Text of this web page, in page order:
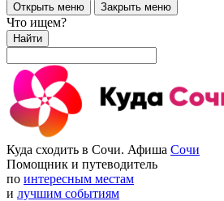
Открыть меню Закрыть меню
Что ищем?
Найти
Куда сходить в Сочи. Афиша Сочи
Помощник и путеводитель
по интересным местам
и лучшим событиям